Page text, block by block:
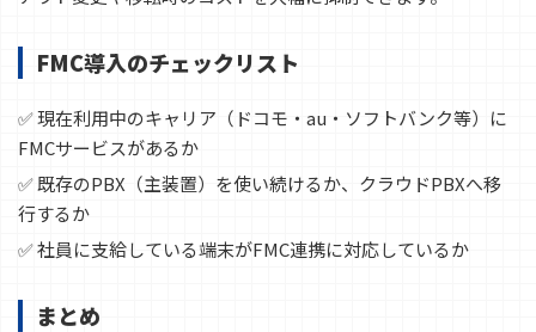
FMC導入のチェックリスト
✅ 現在利用中のキャリア（ドコモ・au・ソフトバンク等）に
FMCサービスがあるか
✅ 既存のPBX（主装置）を使い続けるか、クラウドPBXへ移
行するか
✅ 社員に支給している端末がFMC連携に対応しているか
まとめ